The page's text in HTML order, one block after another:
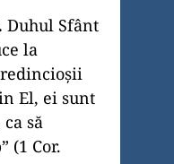
Duhul Sfânt
la
El, ei sunt
să
(1 Cor.